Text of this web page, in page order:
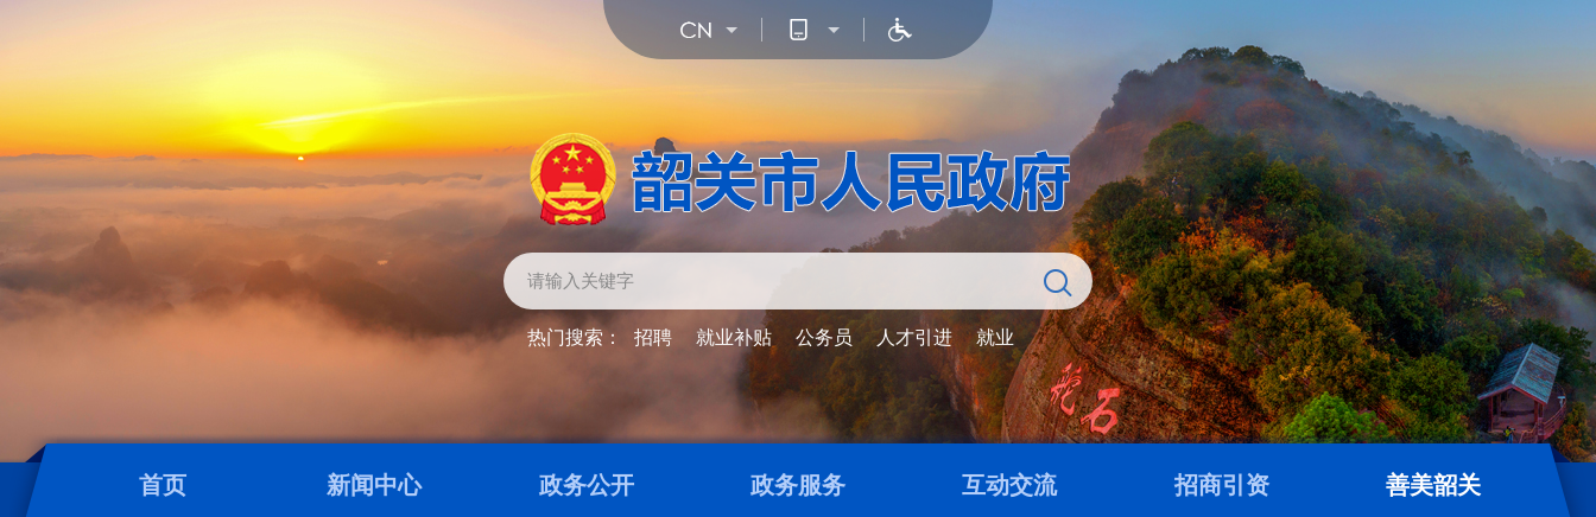
热门搜索： 招聘 就业补贴 公务员 人才引进 就业
首页 新闻中心 政务公开 政务服务 互动交流 招商引资 善美韶关